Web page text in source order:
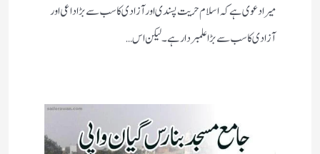
میرا دعوی ہے کہ اسلام حریت پسندی اور آزادی کا سب سے بڑا داعی اور
آزادی کا سب سے بڑا علمبردار ہے ۔ لیکن اس…